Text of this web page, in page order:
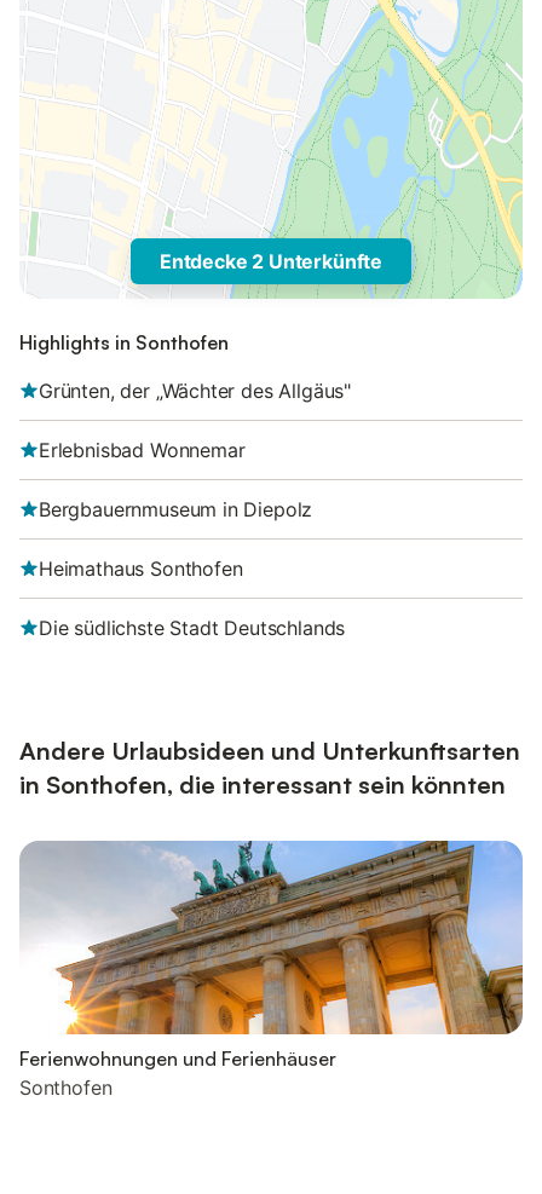
Entdecke 2 Unterkünfte
Highlights in Sonthofen
Grünten, der „Wächter des Allgäus"
Erlebnisbad Wonnemar
Bergbauernmuseum in Diepolz
Heimathaus Sonthofen
Die südlichste Stadt Deutschlands
Andere Urlaubsideen und Unterkunftsarten
in Sonthofen, die interessant sein könnten
Ferienwohnungen und Ferienhäuser
Sonthofen